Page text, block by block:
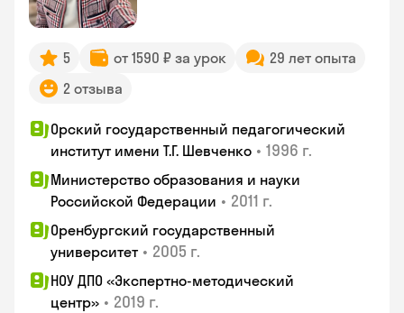
5 от 1590 ₽ за урок
29 лет опыта
2 отзыва
Орский государственный педагогический
институт имени Т.Г. Шевченко • 1996 г.
Министерство образования и науки
Российской Федерации • 2011 г.
Оренбургский государственный
университет • 2005 г.
НОУ ДПО «Экспертно-методический
центр» • 2019 г.